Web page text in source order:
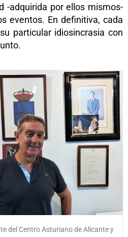
-adquirida por ellos mismos-
eventos. En definitiva, cada
particular idiosincrasia con
del Centro Asturiano de Alicante y